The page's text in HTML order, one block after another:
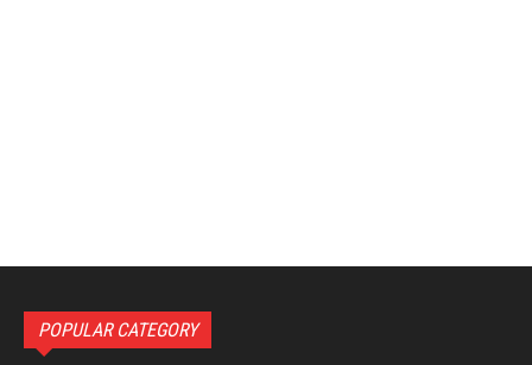
POPULAR CATEGORY